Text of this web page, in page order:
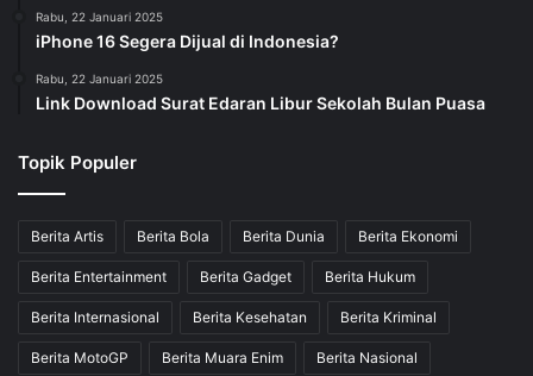
Rabu, 22 Januari 2025
iPhone 16 Segera Dijual di Indonesia?
Rabu, 22 Januari 2025
Link Download Surat Edaran Libur Sekolah Bulan Puasa
Topik Populer
Berita Artis Berita Bola Berita Dunia Berita Ekonomi
Berita Entertainment Berita Gadget Berita Hukum
Berita Internasional Berita Kesehatan Berita Kriminal
Berita MotoGP Berita Muara Enim Berita Nasional